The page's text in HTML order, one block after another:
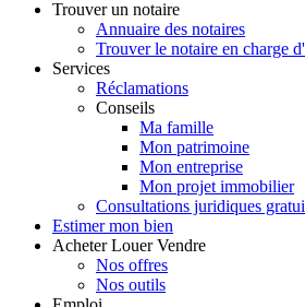
Trouver un notaire
Annuaire des notaires
Trouver le notaire en charge
Services
Réclamations
Conseils
Ma famille
Mon patrimoine
Mon entreprise
Mon projet immobilier
Consultations juridiques
Estimer mon bien
Acheter Louer Vendre
Nos offres
Nos outils